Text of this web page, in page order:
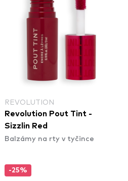
REVOLUTION
Revolution Pout Tint -
Sizzlin Red
Balzámy na rty v tyčince
-25%